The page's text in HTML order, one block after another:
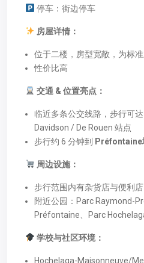
停车：街边停车
房屋详情：
位于二楼，房型宽敞，为标
性价比高
交通 & 位置亮点：
临近多条公交线路，步行可
Davidson / De Rouen 站点
步行约 6 分钟到
Préfontaine
周边设施：
步行范围内有杂货店与便利店
附近公园：Parc Raymond-
Préfontaine、Parc
学校与社区环境：
Hochelaga-Maisonneuve/